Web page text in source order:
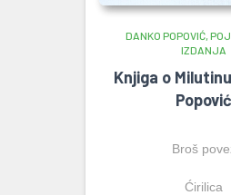
DANKO POPOVIĆ
IZDANJA
Knjiga o
Popović
Broš
Ćirilica